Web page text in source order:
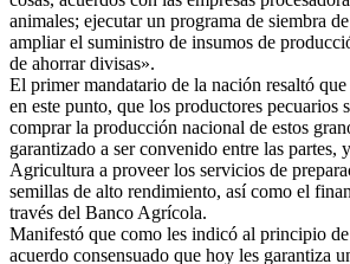
animales; ejecutar un programa de siembra
ampliar el suministro de insumos de
de ahorrar divisas».
El primer mandatario de la nación resaltó que
en este punto, que los productores pecuarios
comprar la producción nacional de estos
garantizado a ser convenido entre las partes,
Agricultura a proveer los servicios de
semillas de alto rendimiento, así como el
través del Banco Agrícola.
Manifestó que como les indicó al principio
acuerdo consensuado que hoy les garantiza